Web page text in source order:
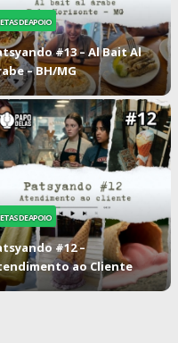
DE APOIO
#13 – Al Bait Al
– BH/MG
DE APOIO
#12 –
ao Cliente